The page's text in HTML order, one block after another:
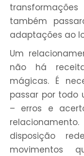
também
adaptações ao
Um
não há
mágicas. É
passar por todo
– erros e
disposição
movimentos